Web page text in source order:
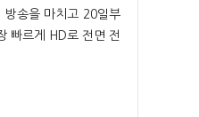
방송을 마치고 20일부
빠르게 HD로 전면 전